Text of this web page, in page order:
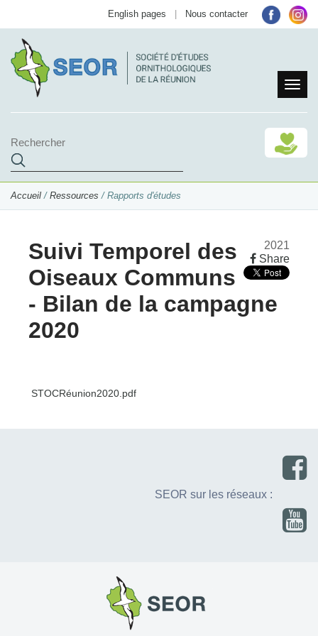
English pages Nous contacter
Accueil / Ressources / Rapports d'études
2021
Share
Suivi Temporel des
Oiseaux Communs
- Bilan de la campagne
2020
STOCRéunion2020.pdf
SEOR sur les réseaux :